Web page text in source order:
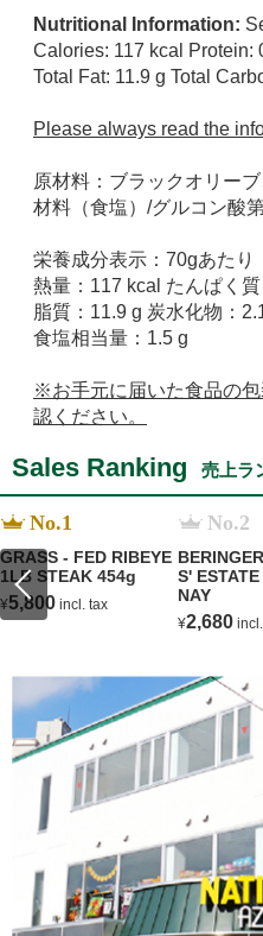
Nutritional Information:
Calories: 117 kcal Protein:
Total Fat: 11.9 g Total
Please always read the
原材料：ブラックオリー
材料（食塩）/グルコン酸
栄養成分表示：70gあたり
熱量：117 kcal たんぱく
脂質：11.9 g 炭水化物：
食塩相当量：1.5 g
※お手元に届いた食品の
認ください。
Sales Ranking 売上ラ
No.1
GRASS - FED RIBEYE
1LB STEAK 454g
¥5,800 incl. tax
No.2
BERINGER FOUNDER
S'
NAY
¥2,680